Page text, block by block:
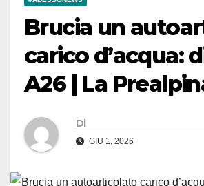
Brucia un
carico d’acqua:
A26 | La
Di
GIU 1, 2026